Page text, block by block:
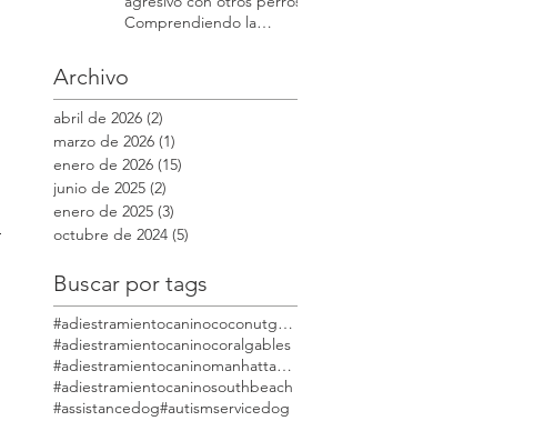
Comprendiendo la
Archivo
abril de 2026 (2)
marzo de 2026 (1)
enero de 2026 (15)
junio de 2025 (2)
enero de 2025 (3)
octubre de 2024 (5)
Buscar por tags
#adiestramientocaninococonutgrove
#adiestramientocaninocoralgables
#adiestramientocaninomanhattanmodestdog
#adiestramientocaninosouthbeach
#assistancedog#autismservicedog